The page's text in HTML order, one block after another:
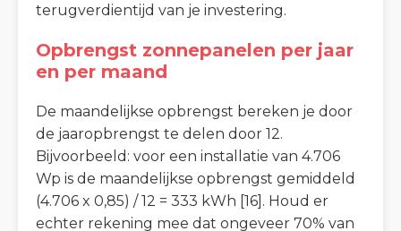
terugverdientijd van je investering.
Opbrengst zonnepanelen per jaar
en per maand
De maandelijkse opbrengst bereken je door
de jaaropbrengst te delen door 12.
Bijvoorbeeld: voor een installatie van 4.706
Wp is de maandelijkse opbrengst gemiddeld
(4.706 x 0,85) / 12 = 333 kWh [16]. Houd er
echter rekening mee dat ongeveer 70% van